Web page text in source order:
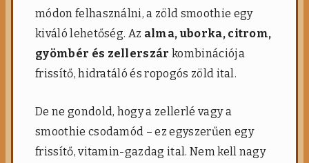
módon felhasználni, a zöld smoothie egy
kiváló lehetőség. Az alma, uborka, citrom,
gyömbér és zellerszár kombinációja
frissítő, hidratáló és ropogós zöld ital.
De ne gondold, hogy a zellerlé vagy a
smoothie csodamód – ez egyszerűen egy
frissítő, vitamin-gazdag ital. Nem kell nagy